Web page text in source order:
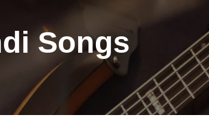
Songs